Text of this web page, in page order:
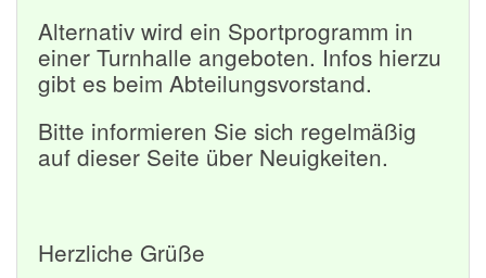
Alternativ wird ein Sportprogramm in
einer Turnhalle angeboten. Infos hierzu
gibt es beim Abteilungsvorstand.
Bitte informieren Sie sich regelmäßig
auf dieser Seite über Neuigkeiten.
Herzliche Grüße